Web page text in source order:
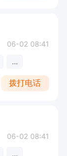
06-02 08:41
...
拨打电话
06-02 08:41
...